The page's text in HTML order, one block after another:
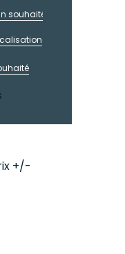
+/-